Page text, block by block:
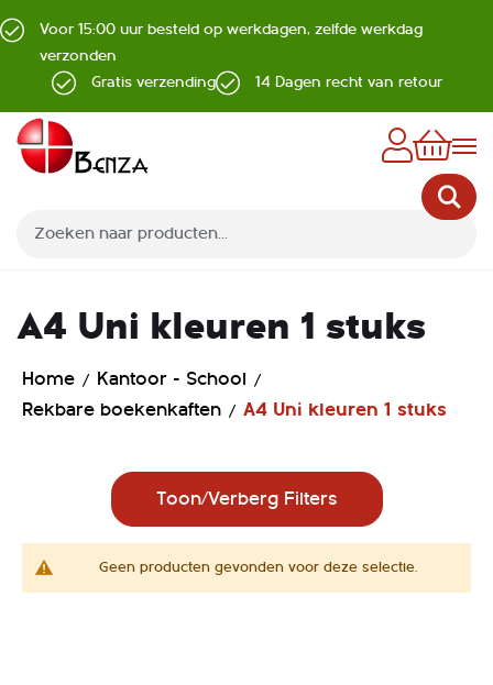
Voor 15:00 uur besteld op werkdagen, zelfde werkdag
verzonden
Gratis verzending
14 Dagen recht van retour
A4 Uni kleuren 1 stuks
Home
Kantoor - School
Rekbare boekenkaften
A4 Uni kleuren 1 stuks
Toon/Verberg Filters
Geen producten gevonden voor deze selectie.